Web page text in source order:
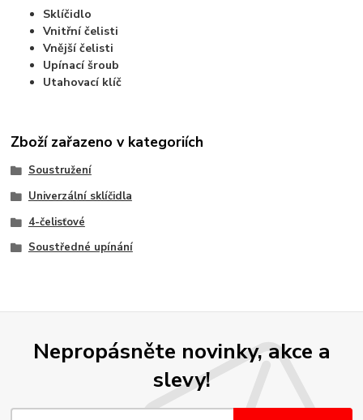
Sklíčidlo
Vnitřní čelisti
Vnější čelisti
Upínací šroub
Utahovací klíč
Zboží zařazeno v kategoriích
Soustružení
Univerzální sklíčidla
4-čelisťové
Soustředné upínání
Nepropásněte novinky, akce a
slevy!